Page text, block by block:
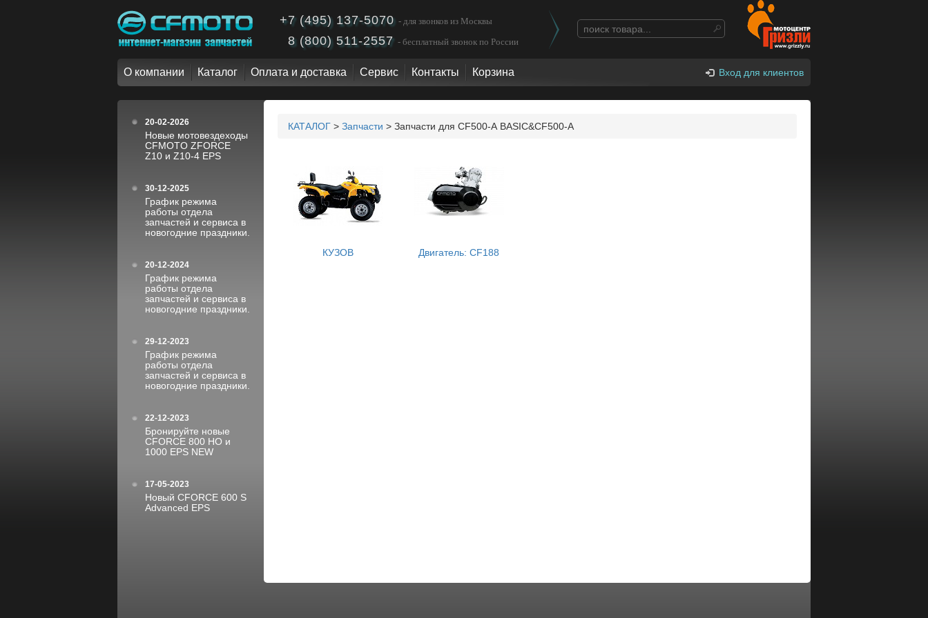
+7 (495) 137-5070 - для звонков из Москвы
8 (800) 511-2557 - бесплатный звонок по России
О компании Каталог Оплата и доставка Сервис Контакты Корзина Вход для клиентов
20-02-2026
Новые мотовездеходы
CFMOTO ZFORCE
Z10 и Z10-4 EPS
30-12-2025
График режима
работы отдела
запчастей и сервиса в
новогодние праздники.
20-12-2024
График режима
работы отдела
запчастей и сервиса в
новогодние праздники.
29-12-2023
График режима
работы отдела
запчастей и сервиса в
новогодние праздники.
22-12-2023
Бронируйте новые
CFORCE 800 HO и
1000 EPS NEW
17-05-2023
Новый CFORCE 600 S
Advanced EPS
КАТАЛОГ > Запчасти > Запчасти для СF500-А BASIC&CF500-A
КУЗОВ Двигатель: CF188